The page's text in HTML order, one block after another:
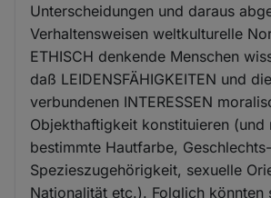
Unterscheidungen und daraus
Verhaltensweisen weltkulturelle
ETHISCH denkende Menschen
daß LEIDENSFÄHIGKEITEN und
verbundenen INTERESSEN
Objekthaftigkeit konstituieren (und
bestimmte Hautfarbe,
Spezieszugehörigkeit, sexuelle
Nationalität etc.). Folglich könnten